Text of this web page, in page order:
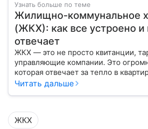
Узнать больше по теме
Жилищно-коммунальное
(ЖКХ): как все устроено и
отвечает
ЖКХ — это не просто квитанции,
управляющие компании. Это
которая отвечает за тепло в
кране, освещение улиц и чистоту во
Читать дальше
ЖКХ